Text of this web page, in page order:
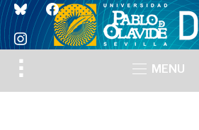
blueskyfacebook
instagram
Toggle
sidebar
MENU